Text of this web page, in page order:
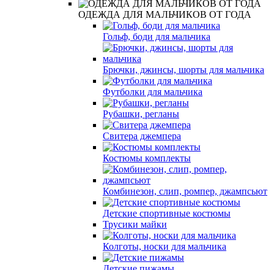
ОДЕЖДА ДЛЯ МАЛЬЧИКОВ ОТ ГОДА
Гольф, боди для мальчика
Брючки, джинсы, шорты для мальчика
Футболки для мальчика
Рубашки, регланы
Свитера джемпера
Костюмы комплекты
Комбинезон, слип, ромпер, джампсьют
Детские спортивные костюмы
Трусики майки
Колготы, носки для мальчика